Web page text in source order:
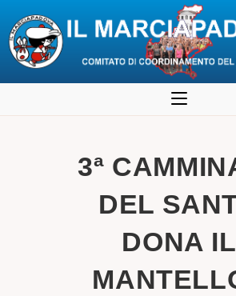
al
3ª
DEL
DONA IL